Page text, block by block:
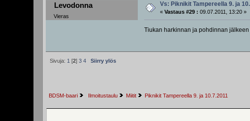
Levodonna
Vieras
Vs: Piknikit Tampereella 9. ja
«Vastaus #29 : 09.07.2011, 13:20 »
Tiukan harkinnan ja pohdinnan
Sivuja: 1 [2]3 4
Siirry ylös
BDSM-baari Ilmoitustaulu Miitit Piknikit Tampereella 9. ja 10.7.2011